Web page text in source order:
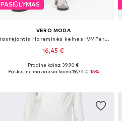
PASIŪLYMAS
VERO MODA
Siaurėjantis Hareminės kelnės 'VMPernille''
16,45 €
Galimi dydžiai: XS, S, M, L
Pradinė kaina: 39,90 €
Paskutinė mažiausia kaina:19,74 €-16%